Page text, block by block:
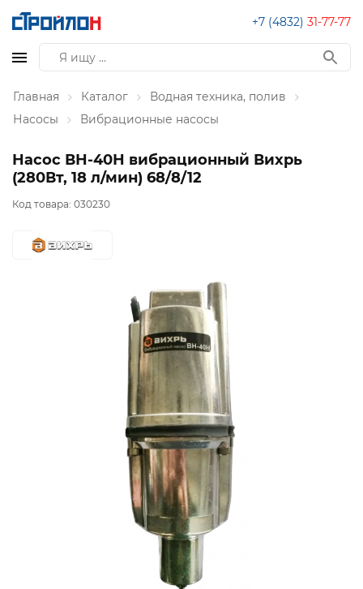
+7 (4832) 31-77-77
Главная Каталог
Водная техника, полив
Насосы
Вибрационные насосы
Насос ВН-40Н вибрационный Вихрь
(280Вт, 18 л/мин) 68/8/12
Код товара: 030230